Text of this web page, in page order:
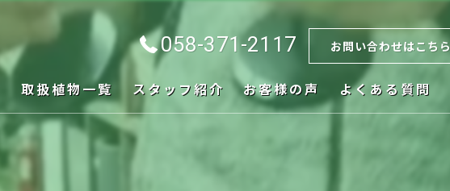
058-371-2117 お問い合わせはこちら
取扱植物一覧 スタッフ紹介 お客様の声 よくある質問